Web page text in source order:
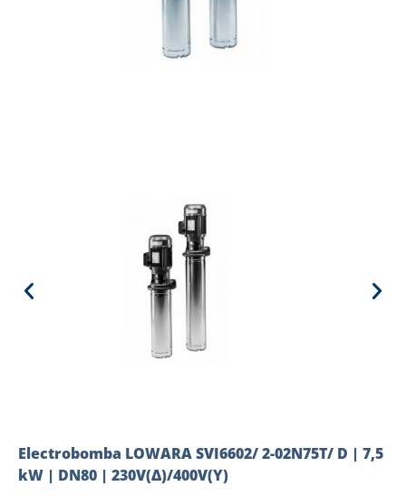
Electrobomba LOWARA SVI6602/ 2-02N75T/ D | 7,5
kW | DN80 | 230V(Δ)/400V(Y)